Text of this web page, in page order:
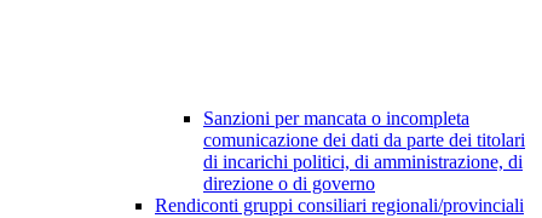
Sanzioni per mancata o incompleta
comunicazione dei dati da parte dei titolari
di incarichi politici, di amministrazione, di
direzione o di governo
Rendiconti gruppi consiliari regionali/provinciali